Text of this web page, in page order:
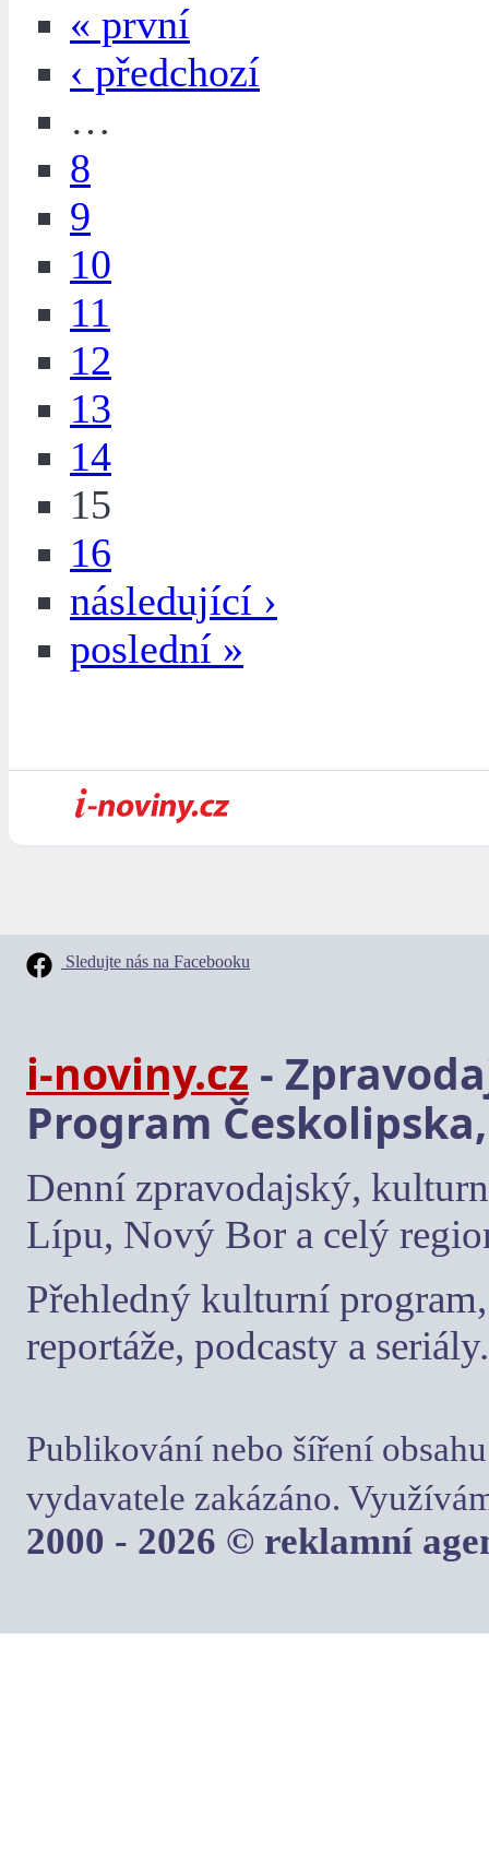
« první
‹ předchozí
…
8
9
10
11
12
13
14
15
16
následující ›
poslední »
Sledujte nás na Facebooku
i-noviny.cz -
Program
Denní zpravodajský,
Lípu, Nový Bor a celý
Přehledný kulturní
reportáže, podcasty a seriály.
Publikování nebo šíření
vydavatele zakázáno.
2000 - 2026 © reklamní